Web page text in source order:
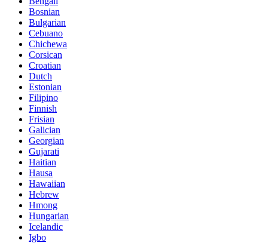
Bosnian
Bulgarian
Cebuano
Chichewa
Corsican
Croatian
Dutch
Estonian
Filipino
Finnish
Frisian
Galician
Georgian
Gujarati
Haitian
Hausa
Hawaiian
Hebrew
Hmong
Hungarian
Icelandic
Igbo